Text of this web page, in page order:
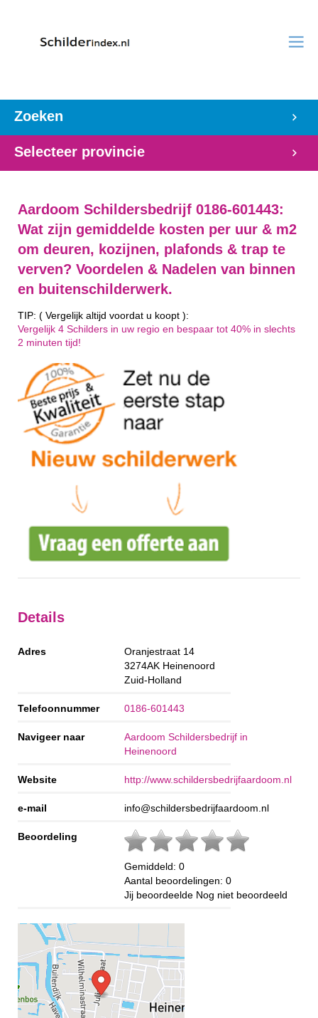
Zoeken
Selecteer provincie
Aardoom Schildersbedrijf 0186-601443:
Wat zijn gemiddelde kosten per uur & m2
om deuren, kozijnen, plafonds & trap te
verven? Voordelen & Nadelen van binnen
en buitenschilderwerk.
TIP: ( Vergelijk altijd voordat u koopt ):
Vergelijk 4 Schilders in uw regio en bespaar tot 40% in slechts
2 minuten tijd!
Details
Adres
Oranjestraat 14
3274AK Heinenoord
Zuid-Holland
Telefoonnummer 0186-601443
Navigeer naar
Aardoom Schildersbedrijf in
Heinenoord
Website http://www.schildersbedrijfaardoom.nl
e-mail info@schildersbedrijfaardoom.nl
Beoordeling
Gemiddeld: 0
Aantal beoordelingen: 0
Jij beoordeelde Nog niet beoordeeld